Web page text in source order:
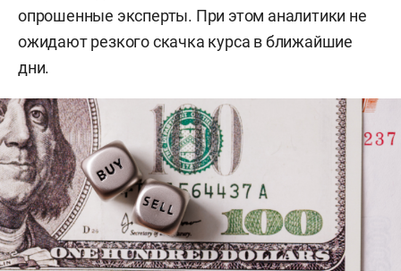
опрошенные эксперты. При этом аналитики не
ожидают резкого скачка курса в ближайшие
дни.